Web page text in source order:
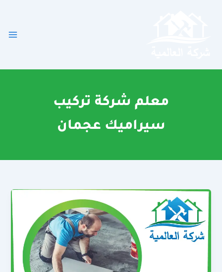
معلم شركة تركيب
سيراميك عجمان